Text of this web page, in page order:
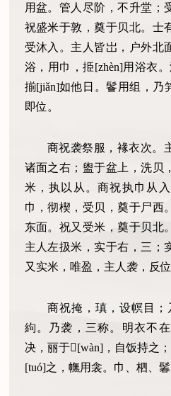
用盆。管人尽阶，不升堂；
祝盛米于敦，奠于贝北。士
受沐入。主人皆岀，户外北
浴，用巾，挋[zhèn]用浴衣
揃[jiǎn]如他日。鬠用组，乃
即位。
商祝袭祭服，褖衣次。
诸面之右；盥于盆上，洗贝
米，执以从。商祝执巾从
巾，彻楔，受贝，奠于尸西
东面。祝又受米，奠于贝北
主人左扱米，实于右，三；
又实米，唯盈，主人袭，反位
商祝掩，瑱，设幎目
絇。乃袭，三称。明衣不
决，丽于𢯲[wàn]，自饭持之
[tuó]之，幠用衾。巾、柶、鬊